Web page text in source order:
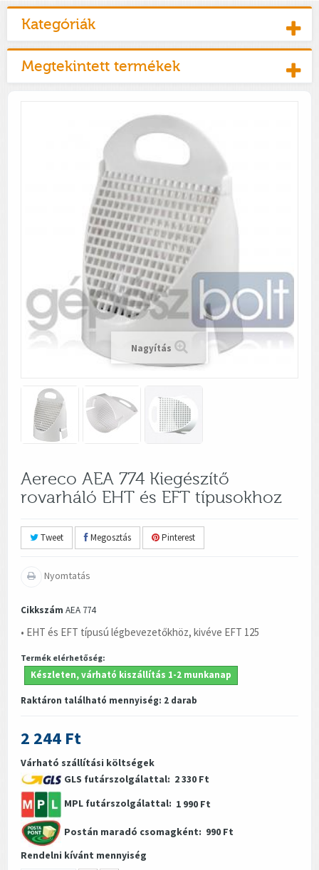
Kategóriák
Megtekintett termékek
Nagyítás
Aereco AEA 774 Kiegészítő
rovarháló EHT és EFT típusokhoz
Tweet Megosztás Pinterest
Nyomtatás
Cikkszám AEA 774
• EHT és EFT típusú légbevezetőkhöz, kivéve EFT 125
Termék elérhetőség:
Készleten, várható kiszállítás 1-2 munkanap
Raktáron található mennyiség: 2 darab
2 244 Ft
Várható szállítási költségek
GLS futárszolgálattal: 2 330 Ft
MPL futárszolgálattal: 1 990 Ft
Postán maradó csomagként: 990 Ft
Rendelni kívánt mennyiség